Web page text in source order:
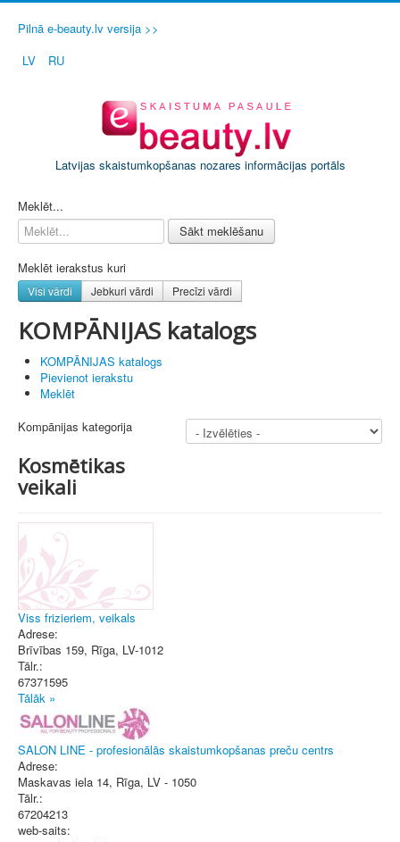
Pilnā e-beauty.lv versija >>
LV
RU
Latvijas skaistumkopšanas nozares informācijas portāls
Meklēt...
Sākt meklēšanu
Meklēt ierakstus kuri
Visi vārdi Jebkuri vārdi Precīzi vārdi
KOMPĀNIJAS katalogs
KOMPĀNIJAS katalogs
Pievienot ierakstu
Meklēt
Kompānijas kategorija
Kosmētikas
veikali
Viss frizieriem, veikals
Adrese:
Brīvības 159, Rīga, LV-1012
Tālr.:
67371595
Tālāk »
SALON LINE - profesionālās skaistumkopšanas preču centrs
Adrese:
Maskavas iela 14, Rīga, LV - 1050
Tālr.:
67204213
web-saits: